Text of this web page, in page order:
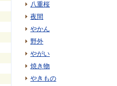
八重桜
夜間
やかん
野外
やがい
焼き物
やきもの